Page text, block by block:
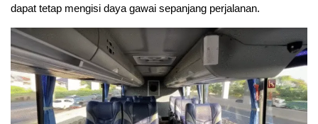
dapat tetap mengisi daya gawai sepanjang perjalanan.